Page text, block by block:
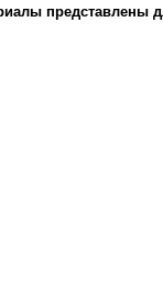
представлены